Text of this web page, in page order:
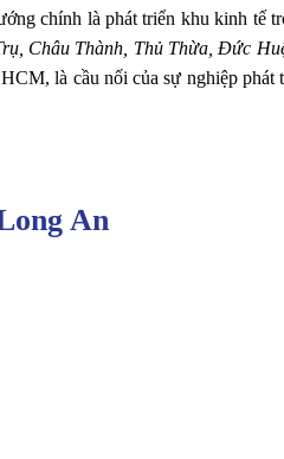
chính là phát triển khu kinh tế
Châu Thành, Thủ Thừa, Đức
là cầu nối của sự nghiệp phát
An